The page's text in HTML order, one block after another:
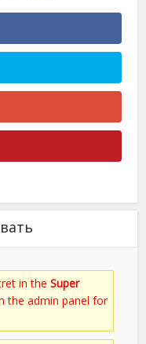
in theSuper
the admin panel for